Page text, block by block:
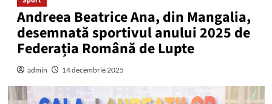
Andreea Beatrice Ana, din Mangalia,
desemnată sportivul anului 2025 de
Federația Română de Lupte
admin 14 decembrie 2025